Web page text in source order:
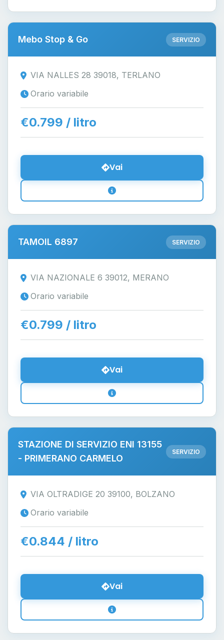
Mebo Stop & Go SERVIZIO
VIA NALLES 28 39018, TERLANO
Orario variabile
€0.799 / litro
Vai
TAMOIL 6897 SERVIZIO
VIA NAZIONALE 6 39012, MERANO
Orario variabile
€0.799 / litro
Vai
STAZIONE DI SERVIZIO ENI 13155
- PRIMERANO CARMELO
SERVIZIO
VIA OLTRADIGE 20 39100, BOLZANO
Orario variabile
€0.844 / litro
Vai